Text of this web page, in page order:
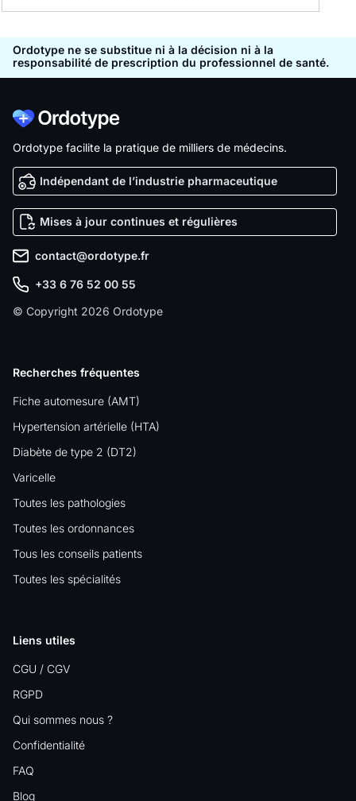
Ordotype ne se substitue ni à la décision ni à la
responsabilité de prescription du professionnel de santé.
Ordotype facilite la pratique de milliers de médecins.
Indépendant de l’industrie pharmaceutique
Mises à jour continues et régulières
contact@ordotype.fr
+33 6 76 52 00 55
© Copyright 2026 Ordotype
Recherches fréquentes
Fiche automesure (AMT)
Hypertension artérielle (HTA)
Diabète de type 2 (DT2)
Varicelle
Toutes les pathologies
Toutes les ordonnances
Tous les conseils patients
Toutes les spécialités
Liens utiles
CGU / CGV
RGPD
Qui sommes nous ?
Confidentialité
FAQ
Blog